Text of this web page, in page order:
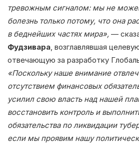
тревожным сигналом: мы не
болезнь только потому, что она
в беднейших частях мира», —
Фудзивара , возглавлявшая
отвечающую за разработку
«Поскольку наше внимание
отсутствием финансовых
усилил свою власть над нашей
восстановить контроль и
обязательства по ликвидации
если мы проявим нашу